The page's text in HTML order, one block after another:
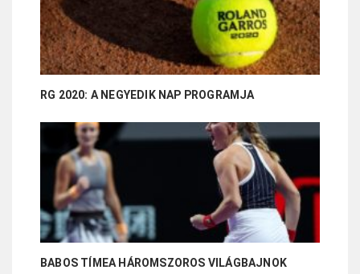
RG 2020: A NEGYEDIK NAP PROGRAMJA
BABOS TÍMEA HÁROMSZOROS VILÁGBAJNOK